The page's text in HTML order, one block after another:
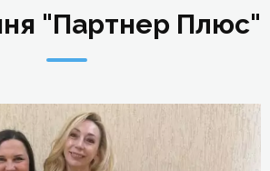
Ліполітики
| Offline
"Партнер Плюс"